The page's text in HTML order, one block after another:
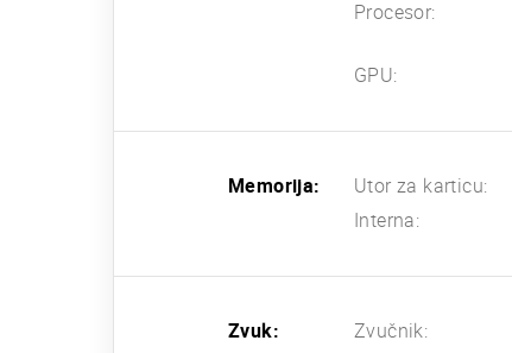
Procesor:
GPU:
Memorija: Utor za karticu:
Interna:
Zvuk: Zvučnik: